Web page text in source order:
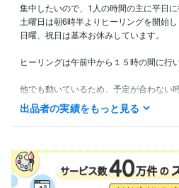
集中したいので、1人の時間の主に平日に
土曜日は朝6時半よりヒーリングを開始し
日曜、祝日は基本お休みしています。
ヒーリングは午前中から１５時の間に行い
他でも動いているため、予定が合わない
めに動けるようにいたします。
基本のやり取りはこちらのお取引からお
出品者の実績をもっと見る